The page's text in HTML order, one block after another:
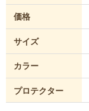
価格
サイズ
カラー
プロテクター